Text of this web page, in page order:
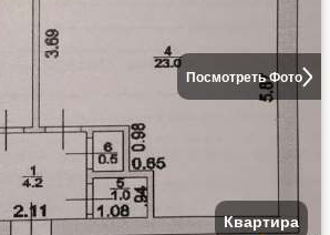
Посмотреть Фото
Квартира